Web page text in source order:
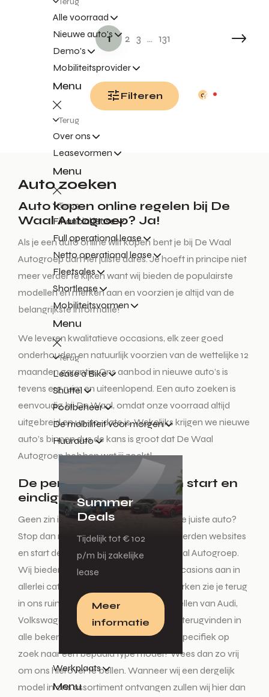
Alle voorraad
Nieuwe auto's
Demo's
Mobiliteitsprovider
Menu
Terug
Over ons
Leasevormen
Menu
Terug
Financial lease
Full operational lease
Netto operational lease
Fleetsales
Shortlease
Mobiliteitsvormen
Menu
Terug
Lease a Bike
Shuttel
Poolbeheer
De mobiliteit voor morgen
Huurauto
Summer
Deals
Tijdelijk tot € 102
p/m bij zakelijke
lease
Meer
informatie
Werkplaats
Menu
0
1 2 3 ... 131
Filteren
Auto zoeken
Auto kopen online regelen bij De
Waal Autogroep? Ja!
Als je een auto online wilt kopen bent je bij De Waal
Autogroep aan het juiste adres. Je hoeft in principe niet
meer verder te kijken want wij bieden de populairste
modellen en merken aan en voorzien je altijd van de
belangrijkste informatie!
We leveren kwalitatieve occasions, elk zeer goed
onderhouden en natuurlijk voorzien van de wettelijke 12
maanden garantie. Ons aanbod in nieuwe auto’s is
tevens erg ruim en uiteenlopend. Een auto zoeken is
eenvoudig bij De Waal, omdat onze voorraad altijd
uitgebreid en up-to-date is. Wekelijks krijgen we nieuwe
auto’s binnen dus de kans is groot dat De Waal
Autogroep hebben wat jij zoekt!
De perfecte auto zoeken start en
eindigt hier!
Geen zin in een lange zoektocht naar de juiste auto?
Stop dan met het auto zoeken op honderden websites
en start deze tocht enkel nog bij De Waal Autogroep.
Wij bieden diverse nieuwe auto’s en occasions aan in
allerlei categorieën. Alle vertrouwde merken zie je terug
in ons ruime aanbod. De mooiste modellen van Audi,
Volkswagen, Škoda en SEAT kun je hier terugvinden in
alle bekende uitvoeringen. Ben je heel specifiek op
zoek naar een bepaald type model? Wees dan zo vrij
om ons hierover te bellen. Wanneer wij een dergelijk
model in ons assortiment ontvangen zullen wij hier dan